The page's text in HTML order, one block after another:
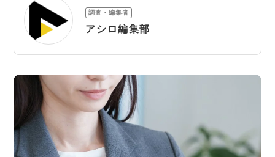
刑事事件
債務整理
離婚問題
交通事故
遺産相続
AI Search Premium
掲載をご検討の弁護士の方へ
調査・編集者
アシロ編集部